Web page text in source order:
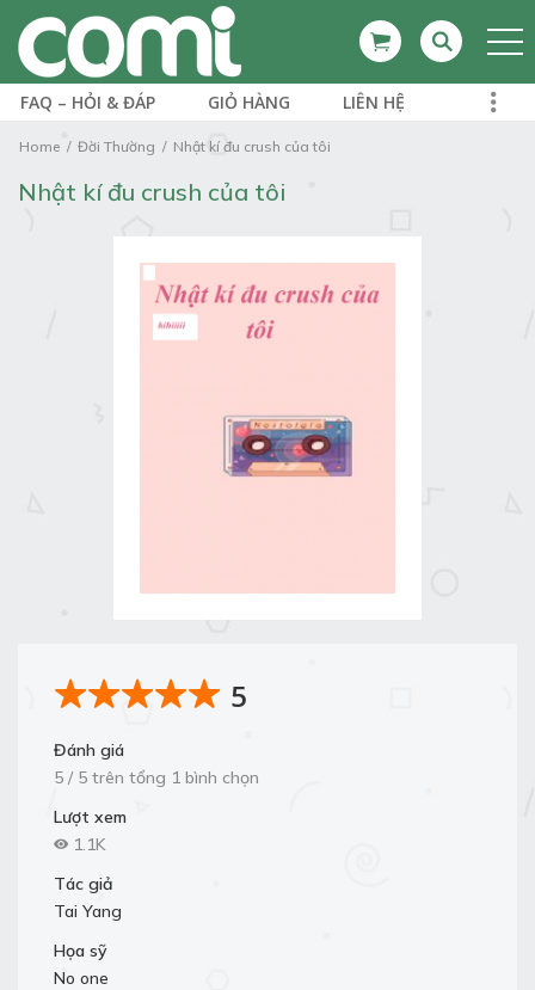
FAQ – HỎI & ĐÁP GIỎ HÀNG LIÊN HỆ
Home Đời Thường Nhật kí đu crush của tôi
Nhật kí đu crush của tôi
5
Đánh giá
5 / 5 trên tổng 1 bình chọn
Lượt xem
1.1K
Tác giả
Tai Yang
Họa sỹ
No one